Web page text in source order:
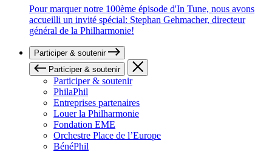
Pour marquer notre 100ème épisode d'In Tune, nous avons
accueilli un invité spécial: Stephan Gehmacher, directeur
général de la Philharmonie!
Participer & soutenir
Participer & soutenir
Participer & soutenir
PhilaPhil
Entreprises partenaires
Louer la Philharmonie
Fondation EME
Orchestre Place de l’Europe
BénéPhil